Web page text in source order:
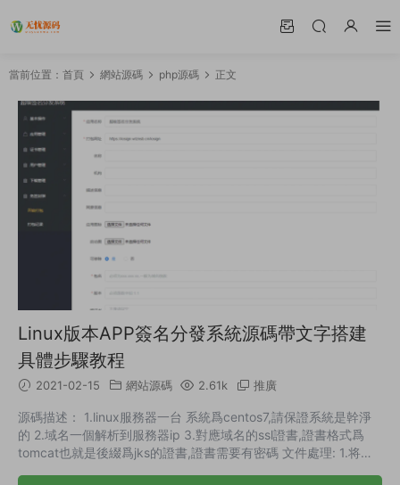
當前位置： 首頁 網站源碼 php源碼 正文
Linux版本APP簽名分發系統源碼帶文字搭建
具體步驟教程
2021-02-15 網站源碼 2.61k 推廣
源碼描述： 1.linux服務器一台 系統爲centos7,請保證系統是幹淨
的 2.域名一個解析到服務器ip 3.對應域名的ssl證書,證書格式爲
tomcat也就是後綴爲jks的證書,證書需要有密碼 文件處理: 1.将壓